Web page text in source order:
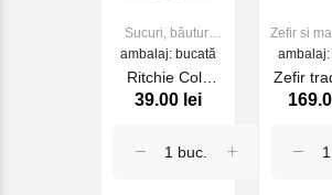
Sucuri, băuturi
racoritoare
ambalaj: bucată
Ritchie Cola
Zero 275ml
39.00 lei
Zefir si
Zefir